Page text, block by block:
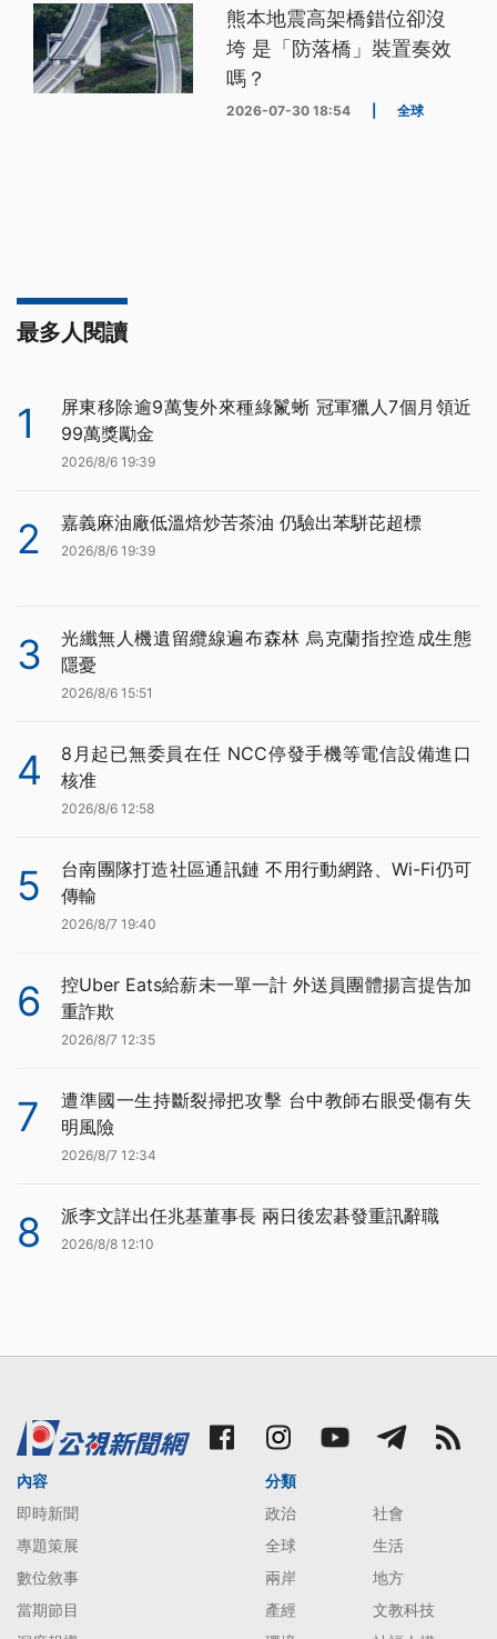
熊本地震高架橋錯位卻沒
垮 是「防落橋」裝置奏效
嗎？
2026-07-30 18:54 全球
最多人閱讀
1
屏東移除逾9萬隻外來種綠鬣蜥 冠軍獵人7個月領近
99萬獎勵金
2026/8/6 19:39
2 嘉義麻油廠低溫焙炒苦茶油 仍驗出苯駢芘超標
2026/8/6 19:39
3
光纖無人機遺留纜線遍布森林 烏克蘭指控造成生態
隱憂
2026/8/6 15:51
4
8月起已無委員在任 NCC停發手機等電信設備進口
核准
2026/8/6 12:58
5
台南團隊打造社區通訊鏈 不用行動網路、Wi-Fi仍可
傳輸
2026/8/7 19:40
6
控Uber Eats給薪未一單一計 外送員團體揚言提告加
重詐欺
2026/8/7 12:35
7
遭準國一生持斷裂掃把攻擊 台中教師右眼受傷有失
明風險
2026/8/7 12:34
8 派李文詳出任兆基董事長 兩日後宏碁發重訊辭職
2026/8/8 12:10
內容
即時新聞
專題策展
數位敘事
當期節目
分類
政治
社會
全球
生活
兩岸
地方
產經
文教科技